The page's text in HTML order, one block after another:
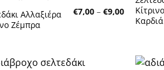
Αλλαξιέρα
Ζέμπρα
€7,00 – €9,00Price
range:
€7,00
Καρδιά